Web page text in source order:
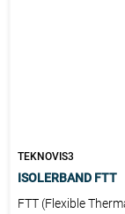
TEKNOVIS3
ISOLERBAND FTT
FTT (Flexible